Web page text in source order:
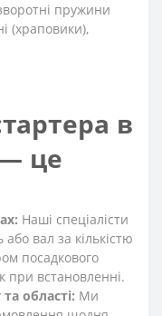
пружини
(храповики),
в
це
Наші спеціалісти
вал за кількістю
посадкового
при встановленні.
області: Ми